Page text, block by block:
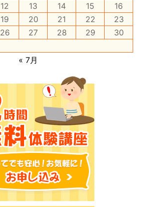
12 13 14 15
16
19 20 21 22
23
26 27 28 29
30
« 7月